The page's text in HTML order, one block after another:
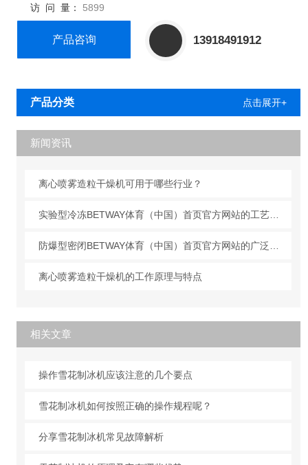
访 问 量： 5899
产品咨询 13918491912
产品分类 点击展开+
新闻资讯
离心喷雾造粒干燥机可用于哪些行业？
离心喷雾造粒干燥机的工作原理与特点
相关文章
操作雪花制冰机应该注意的几个要点
雪花制冰机如何按照正确的操作规程呢？
分享雪花制冰机常见故障解析